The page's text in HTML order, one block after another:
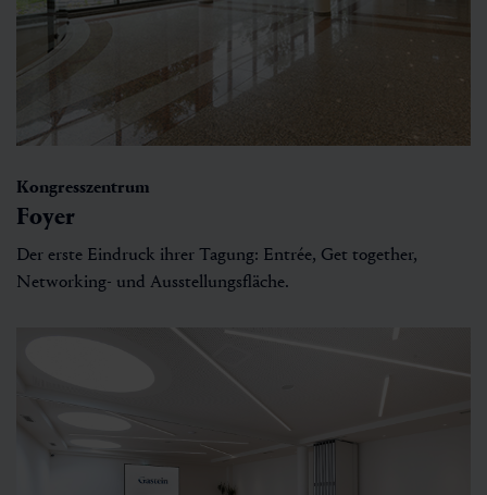
Kongresszentrum
Foyer
Der erste Eindruck ihrer Tagung: Entrée, Get together,
Networking- und Ausstellungsfläche.